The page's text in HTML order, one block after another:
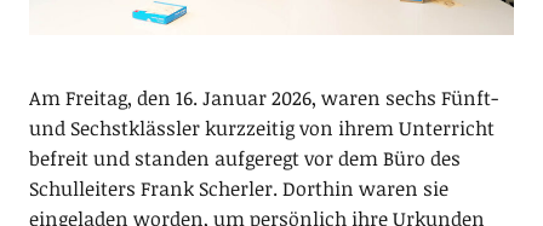
Am Freitag, den 16. Januar 2026, waren sechs Fünft-
und Sechstklässler kurzzeitig von ihrem Unterricht
befreit und standen aufgeregt vor dem Büro des
Schulleiters Frank Scherler. Dorthin waren sie
eingeladen worden, um persönlich ihre Urkunden